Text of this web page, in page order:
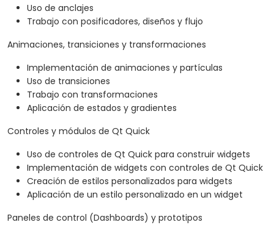
Uso de anclajes
Trabajo con posificadores, diseños y flujo
Animaciones, transiciones y transformaciones
Implementación de animaciones y partículas
Uso de transiciones
Trabajo con transformaciones
Aplicación de estados y gradientes
Controles y módulos de Qt Quick
Uso de controles de Qt Quick para construir widgets
Implementación de widgets con controles de Qt Quick
Creación de estilos personalizados para widgets
Aplicación de un estilo personalizado en un widget
Paneles de control (Dashboards) y prototipos